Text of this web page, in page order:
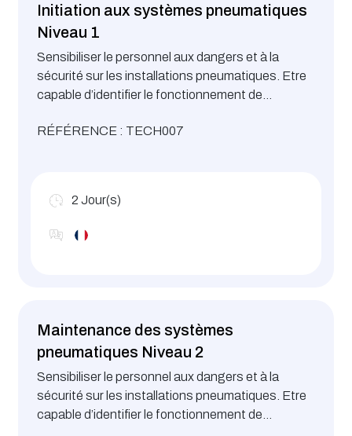
Initiation aux systèmes pneumatiques
Niveau 1
Sensibiliser le personnel aux dangers et à la
sécurité sur les installations pneumatiques. Etre
capable d’identifier le fonctionnement de
pression.
RÉFÉRENCE : TECH007
2 Jour(s)
Maintenance des systèmes
pneumatiques Niveau 2
Sensibiliser le personnel aux dangers et à la
sécurité sur les installations pneumatiques. Etre
capable d’identifier le fonctionnement de